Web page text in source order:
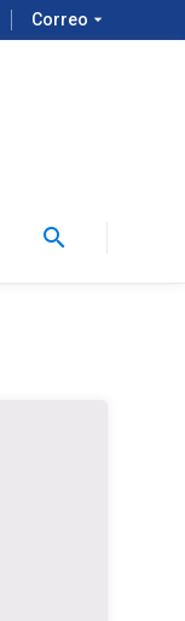
Correo arrow_drop_down
search